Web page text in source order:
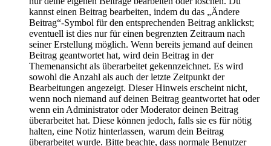
kannst einen Beitrag bearbeiten, indem du das „Ändere
Beitrag“-Symbol für den entsprechenden Beitrag anklickst;
eventuell ist dies nur für einen begrenzten Zeitraum nach
seiner Erstellung möglich. Wenn bereits jemand auf deinen
Beitrag geantwortet hat, wird dein Beitrag in der
Themenansicht als überarbeitet gekennzeichnet. Es wird
sowohl die Anzahl als auch der letzte Zeitpunkt der
Bearbeitungen angezeigt. Dieser Hinweis erscheint nicht,
wenn noch niemand auf deinen Beitrag geantwortet hat oder
wenn ein Administrator oder Moderator deinen Beitrag
überarbeitet hat. Diese können jedoch, falls sie es für nötig
halten, eine Notiz hinterlassen, warum dein Beitrag
überarbeitet wurde. Bitte beachte, dass normale Benutzer